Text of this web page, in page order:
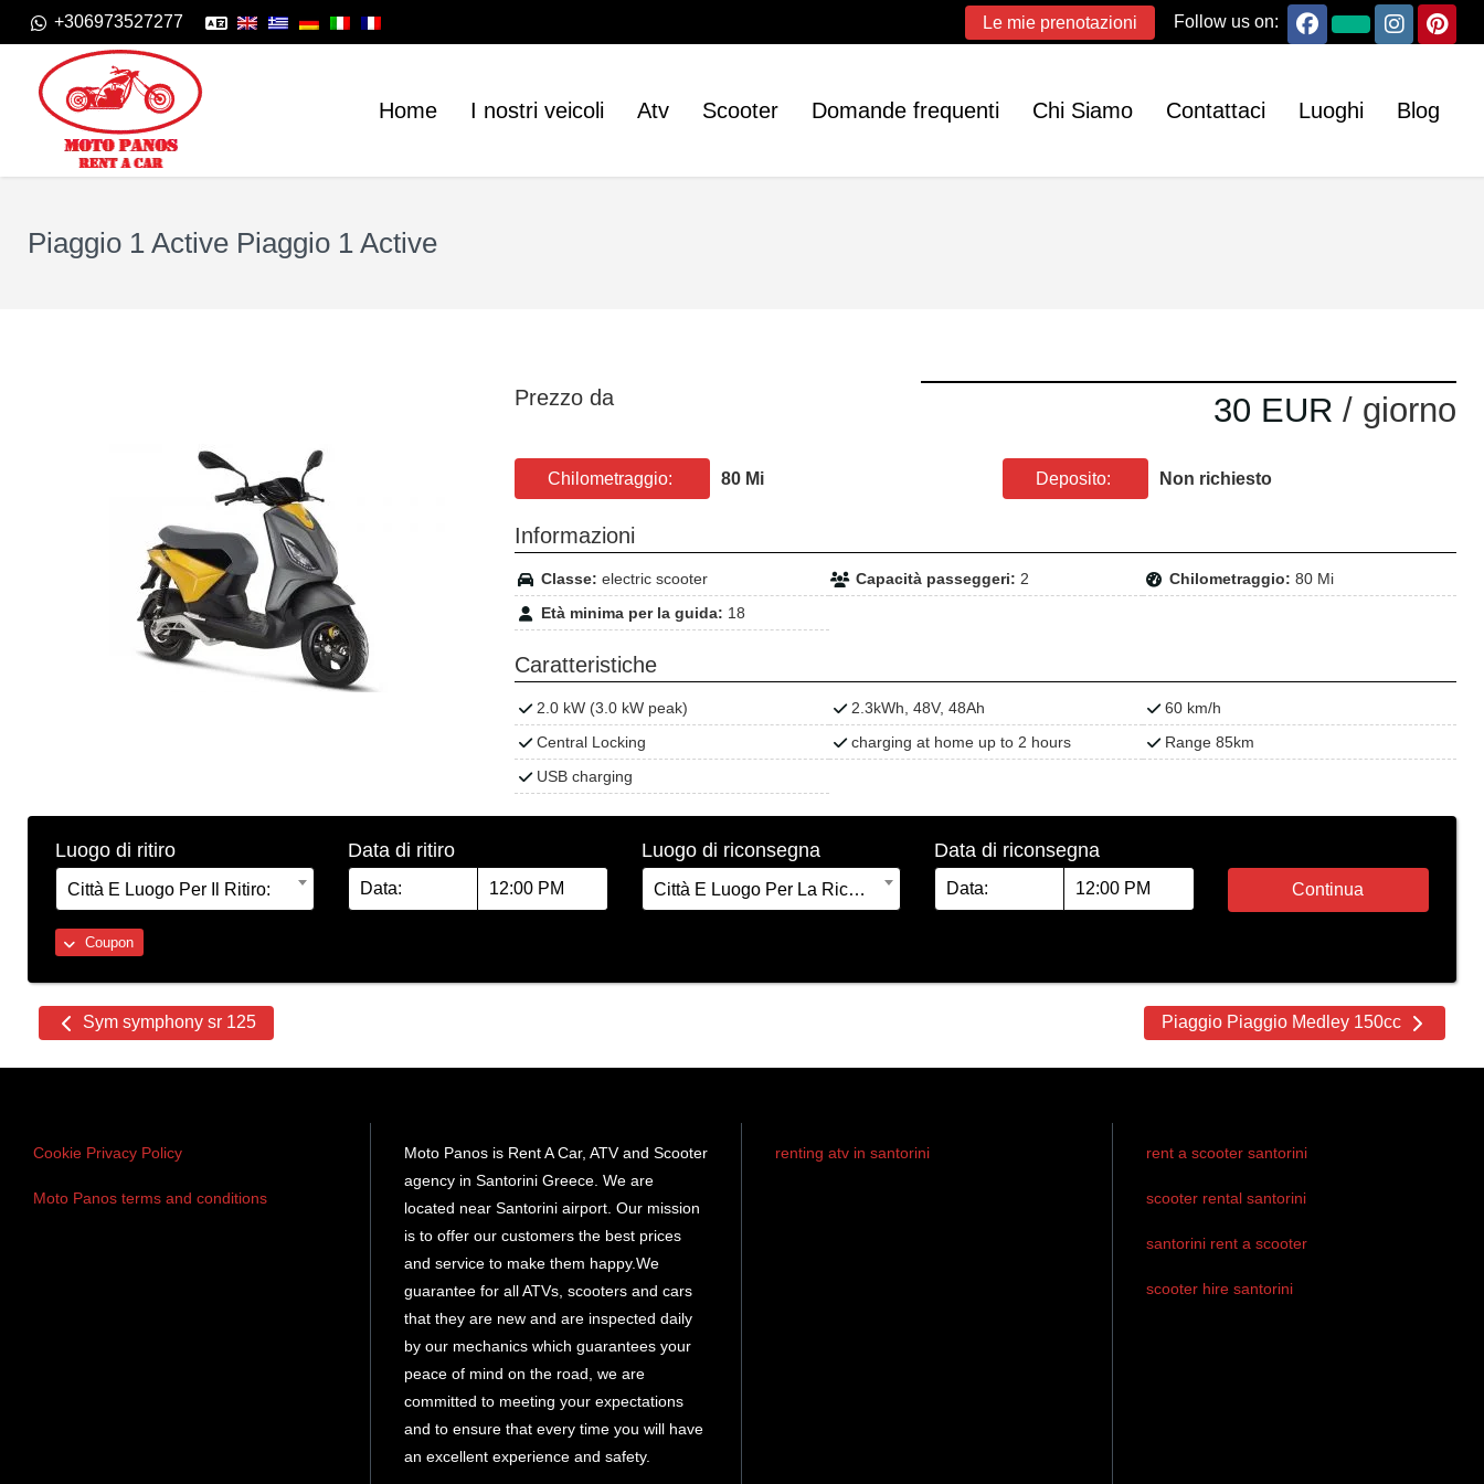
+306973527277 Follow us on:
Le mie prenotazioni
Home I nostri veicoli Atv Scooter Domande frequenti Chi Siamo Contattaci Luoghi Blog
Piaggio 1 Active Piaggio 1 Active
Prezzo da 30 EUR / giorno
Chilometraggio: 80 Mi Deposito: Non richiesto
Informazioni
Classe: electric scooter Capacità passeggeri: 2 Chilometraggio: 80 Mi
Età minima per la guida: 18
Caratteristiche
2.0 kW (3.0 kW peak) 2.3kWh, 48V, 48Ah
60 km/h
Central Locking
charging at home up to 2 hours
Range 85km
USB charging
Luogo di ritiro
Città E Luogo Per Il Ritiro:
Data di ritiro Luogo di riconsegna
Città E Luogo Per La Riconsegna:
Data di riconsegna
Coupon
Continua
OtherSym symphony sr 125 Piaggio Piaggio Medley 150cc
Cookie Privacy Policy
Moto Panos terms and conditions
Moto Panos is Rent A Car, ATV and Scooter
agency in Santorini Greece. We are
located near Santorini airport. Our mission
is to offer our customers the best prices
and service to make them happy.We
guarantee for all ATVs, scooters and cars
that they are new and are inspected daily
by our mechanics which guarantees your
peace of mind on the road, we are
committed to meeting your expectations
and to ensure that every time you will have
an excellent experience and safety.
renting atv in santorini rent a scooter santorini
scooter rental santorini
santorini rent a scooter
scooter hire santorini